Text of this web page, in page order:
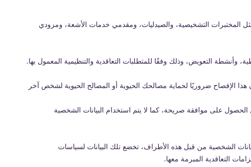
المختبرات التشخيصية، والصيدليات، ومقدمي خدمات الأشعة، ومزودي
وأنشطة التعويض، وذلك وفقًا للمتطلبات التعاقدية والتنظيمية المعمول بها.
الإفصاح ضروريًا لحماية مصالحك الحيوية أو المصالح الحيوية لشخص آخر
الحصول على موافقة صريحة، كما لا يتم استخدام البيانات الشخصية
الشخصية من قبل هذه الأطراف، تخضع تلك البيانات لسياسات
التعاقدية المبرمة معها.